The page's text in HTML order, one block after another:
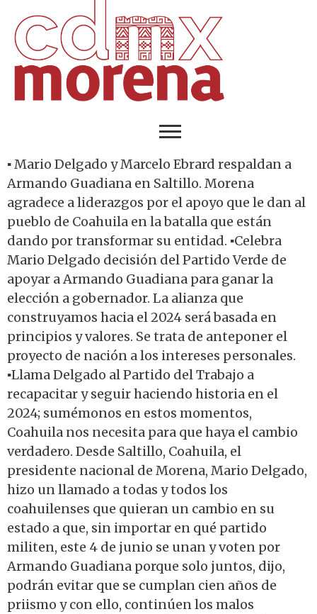
▪️ Mario Delgado y Marcelo Ebrard respaldan a
Armando Guadiana en Saltillo. Morena
agradece a liderazgos por el apoyo que le dan al
pueblo de Coahuila en la batalla que están
dando por transformar su entidad. ▪️Celebra
Mario Delgado decisión del Partido Verde de
apoyar a Armando Guadiana para ganar la
elección a gobernador. La alianza que
construyamos hacia el 2024 será basada en
principios y valores. Se trata de anteponer el
proyecto de nación a los intereses personales.
▪️Llama Delgado al Partido del Trabajo a
recapacitar y seguir haciendo historia en el
2024; sumémonos en estos momentos,
Coahuila nos necesita para que haya el cambio
verdadero. Desde Saltillo, Coahuila, el
presidente nacional de Morena, Mario Delgado,
hizo un llamado a todas y todos los
coahuilenses que quieran un cambio en su
estado a que, sin importar en qué partido
militen, este 4 de junio se unan y voten por
Armando Guadiana porque solo juntos, dijo,
podrán evitar que se cumplan cien años de
priismo y con ello, continúen los malos